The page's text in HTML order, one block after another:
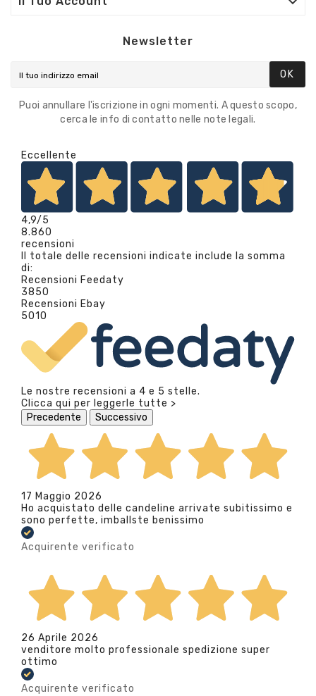
Newsletter
OK
Puoi annullare l'iscrizione in ogni momenti. A questo scopo,
cerca le info di contatto nelle note legali.
Eccellente
4,9/5
8.860
recensioni
Il totale delle recensioni indicate include la somma
di:
Recensioni Feedaty
3850
Recensioni Ebay
5010
Le nostre recensioni a 4 e 5 stelle.
Clicca qui per leggerle tutte >
Precedente
Successivo
17 Maggio 2026
Ho acquistato delle candeline arrivate subitissimo e
sono perfette, imballste benissimo
Acquirente verificato
26 Aprile 2026
venditore molto professionale spedizione super
ottimo
Acquirente verificato